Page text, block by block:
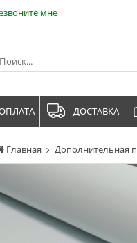
Главная Дополнительная
мне
ДОСТАВКА